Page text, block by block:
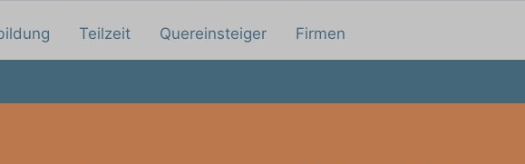
Teilzeit Quereinsteiger Firmen